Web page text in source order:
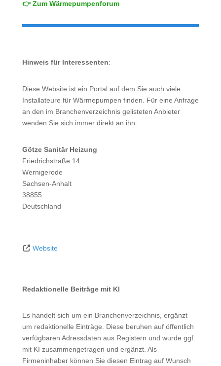
👉 Zum Wärmepumpenforum
Hinweis für Interessenten:
Diese Website ist ein Portal auf dem Sie auch viele
Installateure für Wärmepumpen finden. Für eine Anfrage
an den im Branchenverzeichnis gelisteten Anbieter
wenden Sie sich immer direkt an ihn:
Götze Sanitär Heizung
Friedrichstraße 14
Wernigerode
Sachsen-Anhalt
38855
Deutschland
Website
Redaktionelle Beiträge mit KI
Es handelt sich um ein Branchenverzeichnis, ergänzt
um redaktionelle Einträge. Diese beruhen auf öffentlich
verfügbaren Adressdaten aus Registern und wurde ggf.
mit KI zusammengetragen und ergänzt. Als
Firmeninhaber können Sie diesen Eintrag auf Wunsch